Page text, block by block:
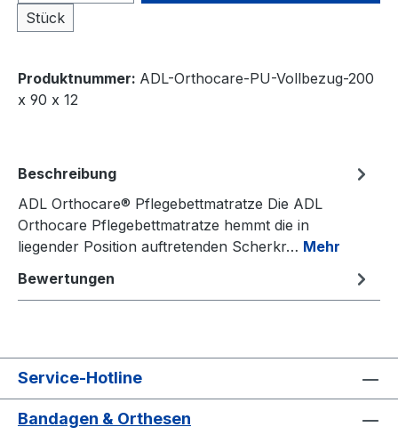
Stück
Produktnummer: ADL-Orthocare-PU-Vollbezug-200
x 90 x 12
Beschreibung
ADL Orthocare® Pflegebettmatratze Die ADL
Orthocare Pflegebettmatratze hemmt die in
liegender Position auftretenden Scherkr… Mehr
Bewertungen
Service-Hotline
Bandagen & Orthesen